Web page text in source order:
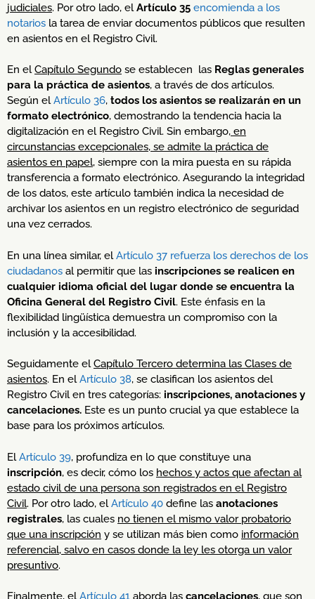
judiciales. Por otro lado, el Artículo 35 encomienda a los
notarios la tarea de enviar documentos públicos que resulten
en asientos en el Registro Civil.
En elCapítulo Segundo se establecen las Reglas generales
para la práctica de asientos, a través de dos artículos.
Según elArtículo 36, todos los asientos se realizarán en un
formato electrónico, demostrando la tendencia hacia la
digitalización en el Registro Civil. Sin embargo, en
circunstancias excepcionales, se admite la práctica de
asientos en papel, siempre con la mira puesta en su rápida
transferencia a formato electrónico. Asegurando la integridad
de los datos, este artículo también indica la necesidad de
archivar los asientos en un registro electrónico de seguridad
una vez cerrados.
En una línea similar, el Artículo 37 refuerza los derechos de los
ciudadanos al permitir que las inscripciones se realicen en
cualquier idioma oficial del lugar donde se encuentra la
Oficina General del Registro Civil. Este énfasis en la
flexibilidad lingüística demuestra un compromiso con la
inclusión y la accesibilidad.
Seguidamente elCapítulo Tercero determina las Clases de
asientos. En elArtículo 38, se clasifican los asientos del
Registro Civil en tres categorías: inscripciones, anotaciones y
cancelaciones. Este es un punto crucial ya que establece la
base para los próximos artículos.
El Artículo 39, profundiza en lo que constituye una
inscripción, es decir, cómo los hechos y actos que afectan al
estado civil de una persona son registrados en el Registro
Civil. Por otro lado, el Artículo 40 define las anotaciones
registrales, las cuales no tienen el mismo valor probatorio
que una inscripción y se utilizan más bien como información
referencial, salvo en casos donde la ley les otorga un valor
presuntivo.
Finalmente, elArtículo 41 aborda las cancelaciones, que son